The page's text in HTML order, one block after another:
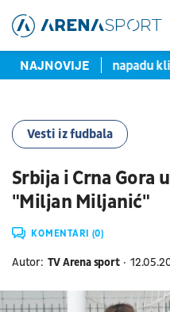
NAJNOVIJEU napadu klizi, a
Vesti iz fudbala
Srbija i Crna Gora
"Miljan Miljanić"
KOMENTARI (0)
Autor: TV Arena sport